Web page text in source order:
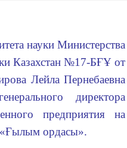
науки Министерства
Казахстан №17-БҒҰ от
Лейла Пернебаевна
директора
предприятия на
«Ғылым ордасы».